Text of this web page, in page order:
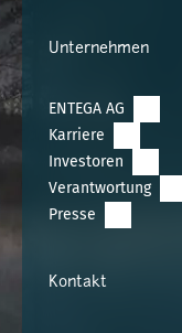
Unternehmen
ENTEGA AG
Karriere
Investoren
Verantwortung
Presse
Kontakt